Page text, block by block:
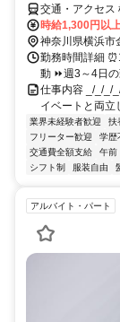
交通・アクセス
時給1,300円以上
神奈川県横浜市
勤務時間詳細
動 ⏩週3～4日
仕事内容 _/_/_/
イベートと両立
業界未経験者歓迎 扶
フリーター歓迎
学歴
交通費全額支給
午前
シフト制
服装自由
アルバイト・パート